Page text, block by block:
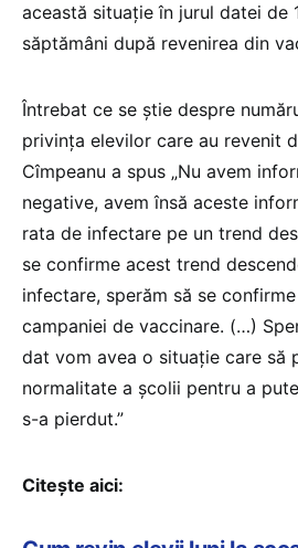
această situație în jurul datei de
săptămâni după revenirea din
Întrebat ce se știe despre
privința elevilor care au revenit
Cîmpeanu a spus „Nu avem
negative, avem însă aceste
rata de infectare pe un trend
se confirme acest trend
infectare, sperăm să se
campaniei de vaccinare. (…)
dat vom avea o situație care să
normalitate a școlii pentru a
s-a pierdut.”
Citește aici: